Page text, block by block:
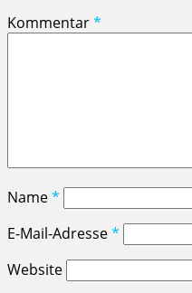
Kommentar*
Name*
E-Mail-Adresse*
Website